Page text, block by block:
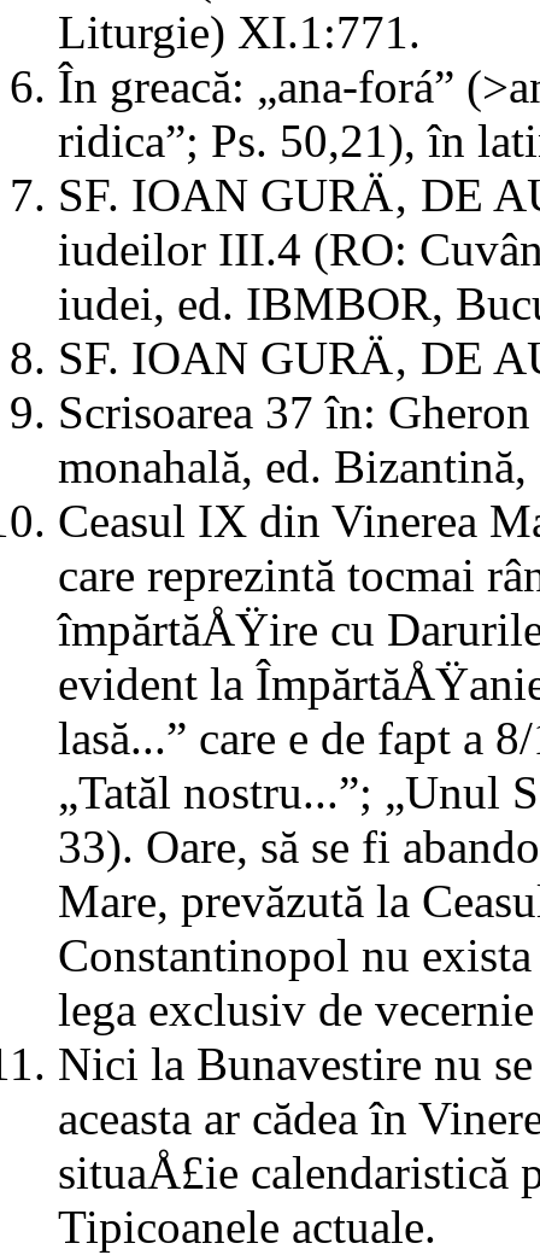
Liturgie) XI.1:771.
În greacă: „ana-forá”
ridica”; Ps. 50,21), în
SF. IOAN GURÄ‚ DE
iudeilor III.4 (RO:
iudei, ed. IBMBOR,
SF. IOAN GURÄ‚ DE
Scrisoarea 37 în:
monahală, ed.
Ceasul IX din Vinerea
care reprezintă tocmai
împărtăÅŸire cu
evident la
lasă...” care e de fapt a
„Tatăl nostru...”; „Unul
33). Oare, să se fi
Mare, prevăzută la
Constantinopol nu
lega exclusiv de
Nici la Bunavestire nu
aceasta ar cădea în
situaÅ£ie calendaristică
Tipicoanele actuale.